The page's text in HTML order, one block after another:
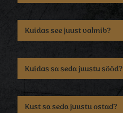
Kuidas see juust valmib?
Kuidas sa seda juustu sööd?
Kust sa seda juustu ostad?